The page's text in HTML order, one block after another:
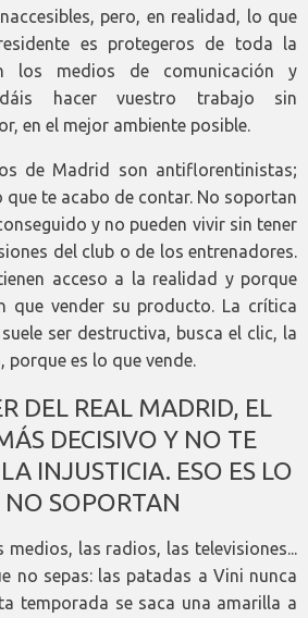
pero, en realidad, lo que
es protegeros de toda la
los medios de comunicación y
hacer vuestro trabajo sin
en el mejor ambiente posible.
de Madrid son antiflorentinistas;
que te acabo de contar. No soportan
y no pueden vivir sin tener
del club o de los entrenadores.
acceso a la realidad y porque
que vender su producto. La crítica
ser destructiva, busca el clic, la
es lo que vende.
DEL REAL MADRID, EL
DECISIVO Y NO TE
INJUSTICIA. ESO ES LO
NO SOPORTAN
las radios, las televisiones...
no sepas: las patadas a Vini nunca
temporada se saca una amarilla a